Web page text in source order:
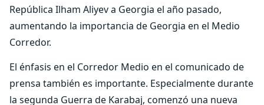
República Ilham Aliyev a Georgia el año pasado,
aumentando la importancia de Georgia en el Medio
Corredor.
El énfasis en el Corredor Medio en el comunicado de
prensa también es importante. Especialmente durante
la segunda Guerra de Karabaj, comenzó una nueva